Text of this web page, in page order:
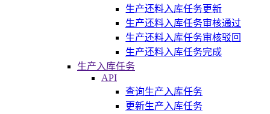
生产还料入库任务更新
生产还料入库任务审核通过
生产还料入库任务审核驳回
生产还料入库任务完成
生产入库任务
API
查询生产入库任务
更新生产入库任务